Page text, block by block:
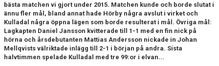
KONTAKT
MATCHER
KFF HERR A INSTAGRAM
bästa matchen vi gjort under 2015. Matchen kunde och borde slutat i
ännu fler mål, bland annat hade Hörby några avslut i virket och
Kulladal några öppna lägen som borde resulterat i mål. Övriga mål:
Lagkapten Daniel Jansson kvitterade till 1-1 med en fin nick på
hörna och årsdebutanten Mattias Andersson nickade in Johan
Mellqvists välriktade inlägg till 2-1 i början på andra. Sista
halvtimmen spelade Kulladal med tre 99:or i elvan...